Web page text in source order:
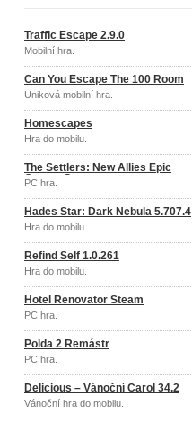
Traffic Escape 2.9.0
Mobilní hra.
Can You Escape The 100 Room
Úniková mobilní hra.
Homescapes
Hra do mobilu.
The Settlers: New Allies Epic
Games Store
PC hra.
Hades Star: Dark Nebula 5.707.4
Hra do mobilu.
Refind Self 1.0.261
Hra do mobilu.
Hotel Renovator Steam
PC hra.
Polda 2 Remástr
PC hra.
Delicious – Vánoční Carol 34.2
Vánoční hra do mobilu.